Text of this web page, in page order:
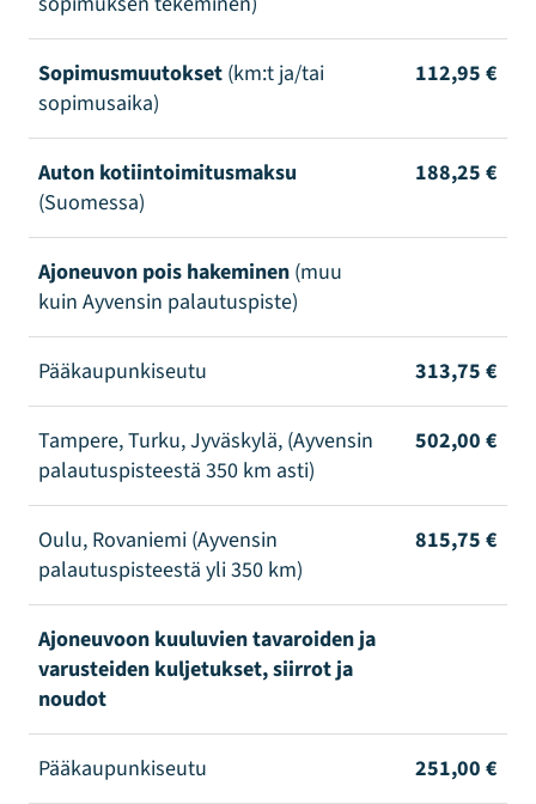
Sopimusmuutokset (km:t ja/tai
sopimusaika)
112,95 €
Auton kotiintoimitusmaksu
(Suomessa)
188,25 €
Ajoneuvon pois hakeminen (muu
kuin Ayvensin palautuspiste)
Pääkaupunkiseutu 313,75 €
Tampere, Turku, Jyväskylä, (Ayvensin
palautuspisteestä 350 km asti)
502,00 €
Oulu, Rovaniemi (Ayvensin
palautuspisteestä yli 350 km)
815,75 €
Ajoneuvoon kuuluvien tavaroiden ja
varusteiden kuljetukset, siirrot ja
noudot
Pääkaupunkiseutu 251,00 €